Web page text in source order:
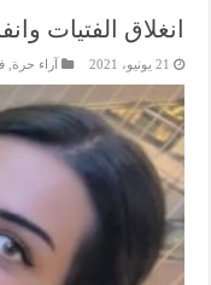
انغلاق الفتيات
21 يونيو، 2021 آراء حرة ,